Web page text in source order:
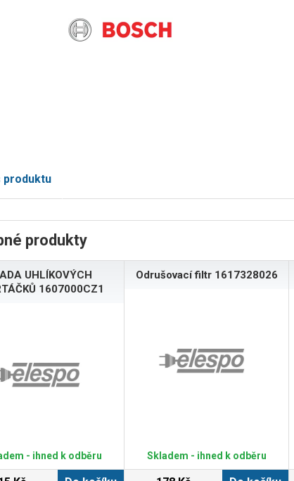
produktu
produkty
UHLÍKOVÝCH
1607000CZ1
- ihned k odběru
Odrušovací filtr 1617328026
Skladem - ihned k odběru